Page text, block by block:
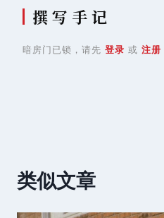
撰 写 手 记
暗房门已锁，请先 登录 或 注册
类似文章